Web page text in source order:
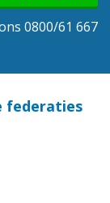
0800/61 667
federaties